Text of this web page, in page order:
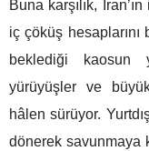
Buna karşılık,
iç çöküş hesaplarını
beklediği kaosun
yürüyüşler ve
hâlen sürüyor.
dönerek savunmaya